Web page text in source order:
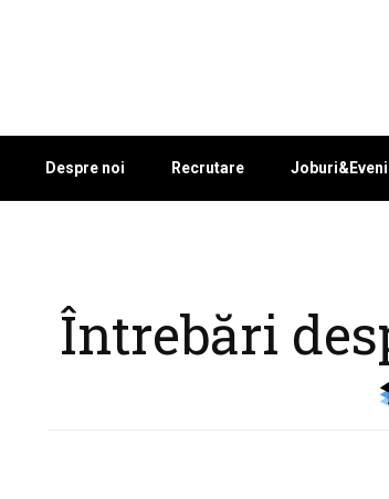
Despre noi Recrutare
Întrebări